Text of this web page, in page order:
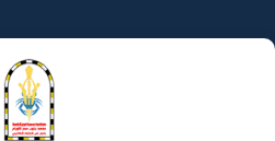
إلى
المحتوى